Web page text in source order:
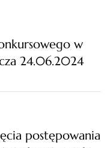
w
24.06.2024
postępowania